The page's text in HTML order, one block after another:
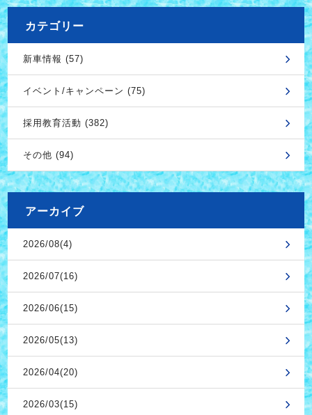
カテゴリー
新車情報 (57)
イベント/キャンペーン (75)
採用教育活動 (382)
その他 (94)
アーカイブ
2026/08(4)
2026/07(16)
2026/06(15)
2026/05(13)
2026/04(20)
2026/03(15)